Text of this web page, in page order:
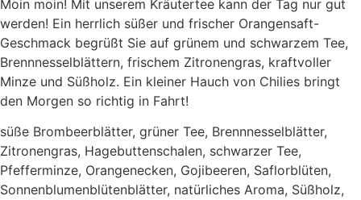
Moin moin! Mit unserem Kräutertee kann der Tag nur gut
werden! Ein herrlich süßer und frischer Orangensaft-
Geschmack begrüßt Sie auf grünem und schwarzem Tee,
Brennnesselblättern, frischem Zitronengras, kraftvoller
Minze und Süßholz. Ein kleiner Hauch von Chilies bringt
den Morgen so richtig in Fahrt!
süße Brombeerblätter, grüner Tee, Brennnesselblätter,
Zitronengras, Hagebuttenschalen, schwarzer Tee,
Pfefferminze, Orangenecken, Gojibeeren, Saflorblüten,
Sonnenblumenblütenblätter, natürliches Aroma, Süßholz,